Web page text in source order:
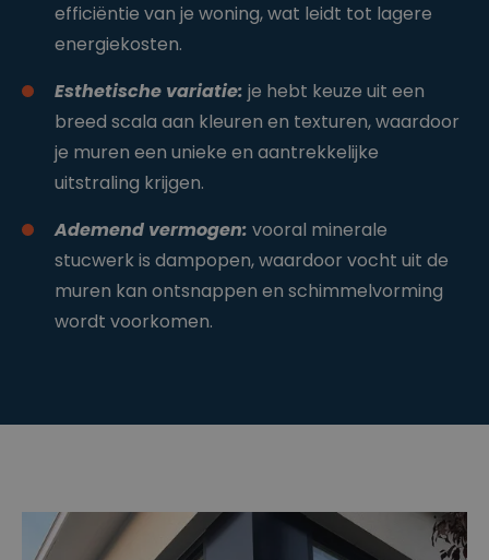
efficiëntie van je woning, wat leidt tot lagere
energiekosten.
Esthetische variatie: je hebt keuze uit een
breed scala aan kleuren en texturen, waardoor
je muren een unieke en aantrekkelijke
uitstraling krijgen.
Ademend vermogen: vooral minerale
stucwerk is dampopen, waardoor vocht uit de
muren kan ontsnappen en schimmelvorming
wordt voorkomen.